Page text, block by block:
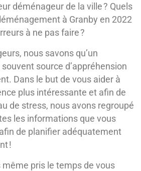
déménageur de la ville ? Quels
à Granby en 2022
à ne pas faire ?
nous savons qu’un
source d’appréhension
Dans le but de vous aider à
plus intéressante et afin de
de stress, nous avons regroupé
les informations que vous
de planifier adéquatement
!
même pris le temps de vous